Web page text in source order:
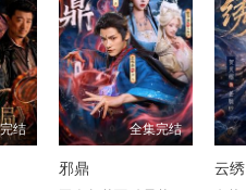
结 全集完结
邪鼎 云绣